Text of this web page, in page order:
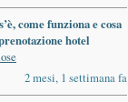
come funziona e cosa
hotel
2 mesi, 1 settimana fa